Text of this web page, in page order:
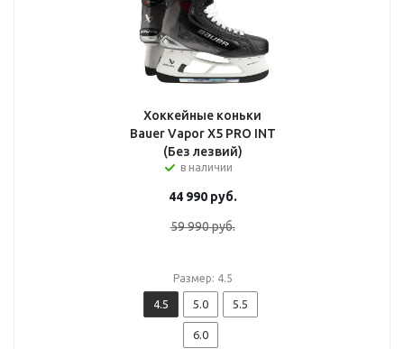
Хоккейные коньки
Bauer Vapor X5 PRO INT
(Без лезвий)
в наличии
44 990руб.
59 990руб.
Размер: 4.5
4.5 5.0 5.5
6.0